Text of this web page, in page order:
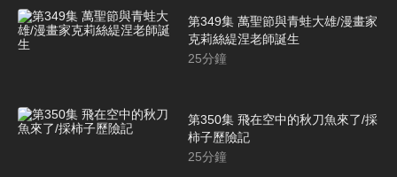
第349集 萬聖節與青蛙大雄/漫畫家
克莉絲緹涅老師誕生
25分鐘
第350集 飛在空中的秋刀魚來了/採
柿子歷險記
25分鐘